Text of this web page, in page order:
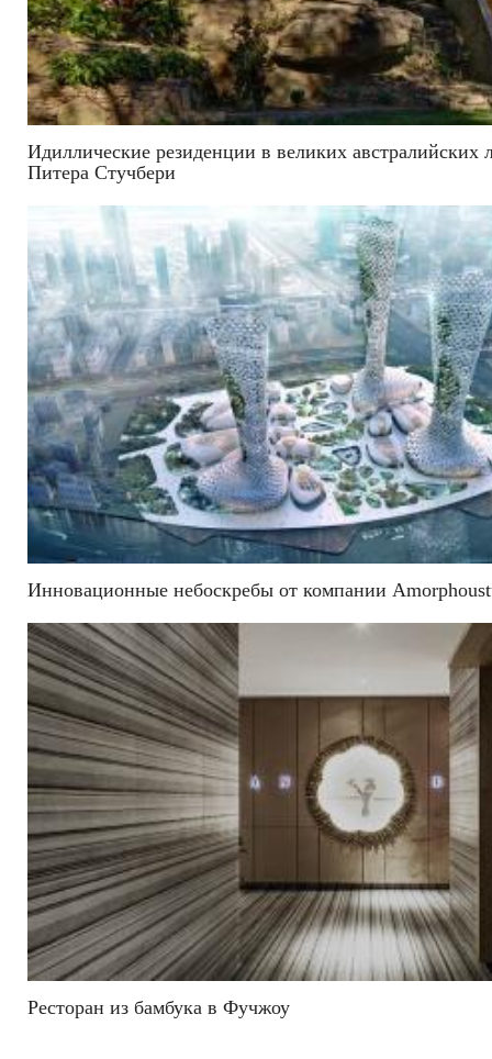
Идиллические резиденции в великих австралийских
Питера Стучбери
Инновационные небоскребы от компании
Ресторан из бамбука в Фучжоу